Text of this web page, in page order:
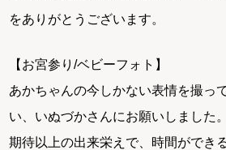
をありがとうございます。
【お宮参り/ベビーフォト】
あかちゃんの今しかない表情を撮っ
い、いぬづかさんにお願いしました。
期待以上の出来栄えで、時間ができ